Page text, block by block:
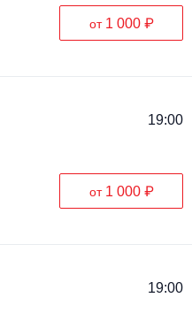
от 1 000 ₽
19:00
от 1 000 ₽
19:00